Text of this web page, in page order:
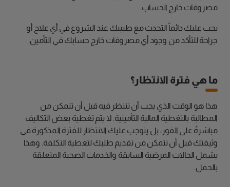
مصروفات خارج الحساب.
يجب عليك دائماً التحدث مع طبيبك عند الشروع في أي علاج أو
جراحة للتأكد من وجود أي مصروفات خارج حسابك في التأمين.
ما هي فترة الانتظار؟
هذا هو الوقت الذي يجب أن تنتظر فيه قبل أن تتمكن من
المطالبة بالتغطية المالية التأمينية. لا يتم تغطية بعض التكاليف
مباشرةً على الفور، بل يتوجب عليك الانتظار للفترة المذكورة في
وثيقتك قبل أن تتمكن من تقديم طلبك لتغطية التكلفة. وهذا
يشمل الحالات المرضية السابقة والخدمات الصحية المتعلقة
بالحمل.